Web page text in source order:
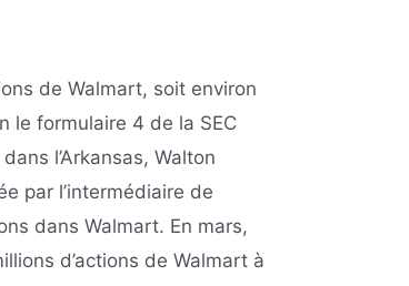
de Walmart, soit environ
le formulaire 4 de la SEC
l’Arkansas, Walton
par l’intermédiaire de
dans Walmart. En mars,
d’actions de Walmart à